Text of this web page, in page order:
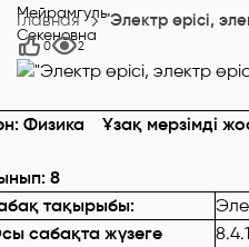
Главная "Электр өрiсi,
0 2
Физика Ұзақ мерзімді
8
тақырыбы:
сабақта жүзеге